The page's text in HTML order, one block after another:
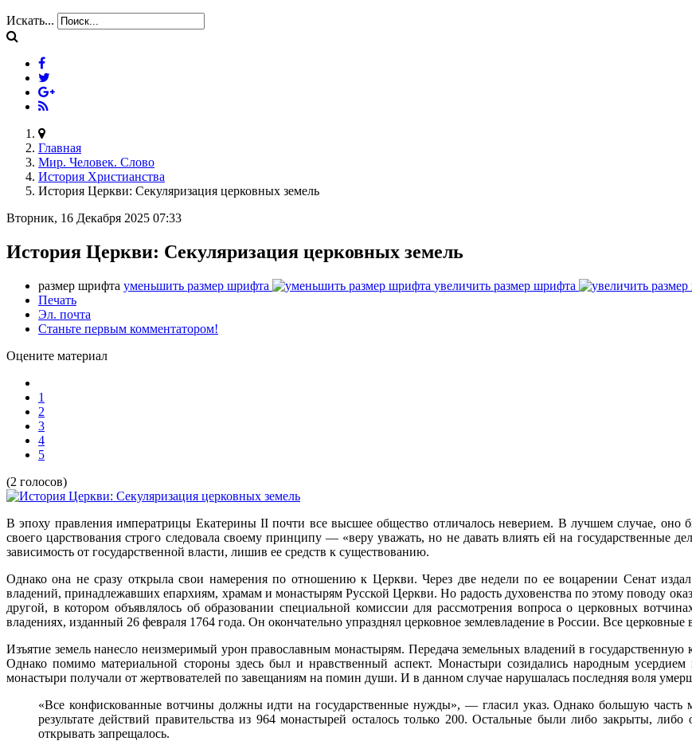
Искать...
Главная
Мир. Человек. Слово
История Христианства
История Церкви: Секуляризация церковных земель
Вторник, 16 Декабря 2025 07:33
История Церкви: Секуляризация церковных земель
размер шрифта уменьшить размер шрифта
увеличить размер шрифта
Печать
Эл. почта
Станьте первым комментатором!
Оцените материал
1
2
3
4
5
(2 голосов)
В эпоху правления императрицы Екатерины II почти все высшее общество отличалось неверием. В лучшем случае,
своего царствования строго следовала своему принципу — «веру уважать, но не давать влиять ей на государственные
зависимость от государственной власти, лишив ее средств к существованию.
Однако она не сразу открыла свои намерения по отношению к Церкви. Через две недели по ее воцарении Сенат
владений, принадлежавших епархиям, храмам и монастырям Русской Церкви. Но радость духовенства по этому поводу
другой, в котором объявлялось об образовании специальной комиссии для рассмотрения вопроса о церковных
владениях, изданный 26 февраля 1764 года. Он окончательно упразднял церковное землевладение в России. Все церковные
Изъятие земель нанесло неизмеримый урон православным монастырям. Передача земельных владений в
Однако помимо материальной стороны здесь был и нравственный аспект. Монастыри созидались народным
монастыри получали от жертвователей по завещаниям на помин души. И в данном случае нарушалась последняя воля
«Все конфискованные вотчины должны идти на государственные нужды», — гласил указ. Однако большую часть
результате действий правительства из 964 монастырей осталось только 200. Остальные были либо закрыты,
открывать запрещалось.